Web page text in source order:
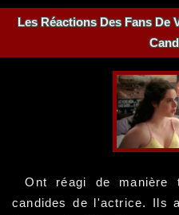
Les Réactions Des Fans De
Ont réagi de manière
candides de l'actrice. Ils